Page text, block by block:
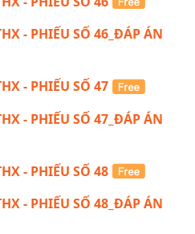
- PHIẾU SỐ 46_ĐÁP ÁN
- PHIẾU SỐ 47
- PHIẾU SỐ 47_ĐÁP ÁN
- PHIẾU SỐ 48
- PHIẾU SỐ 48_ĐÁP ÁN